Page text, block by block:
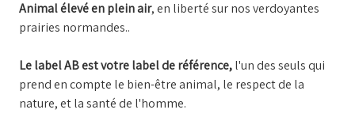
Animal élevé en plein air, en liberté sur nos verdoyantes
prairies normandes..
Le label AB est votre label de référence,l'un des seuls qui
prend en compte le bien-être animal, le respect de la
nature, et la santé de l'homme.